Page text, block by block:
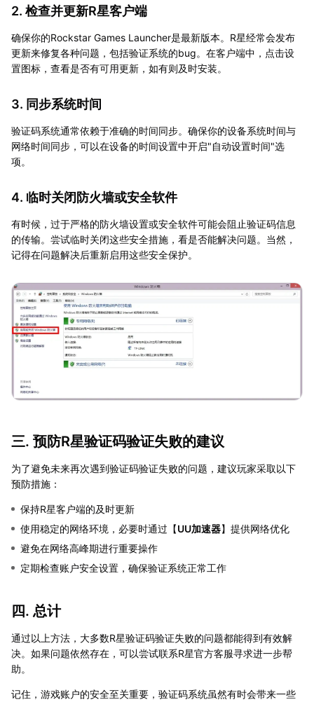
2. 检查并更新R星客户端
确保你的Rockstar Games Launcher是最新版本。R星经常会发布
更新来修复各种问题，包括验证系统的bug。在客户端中，点击设
置图标，查看是否有可用更新，如有则及时安装。
3. 同步系统时间
验证码系统通常依赖于准确的时间同步。确保你的设备系统时间与
网络时间同步，可以在设备的时间设置中开启"自动设置时间"选
项。
4. 临时关闭防火墙或安全软件
有时候，过于严格的防火墙设置或安全软件可能会阻止验证码信息
的传输。尝试临时关闭这些安全措施，看是否能解决问题。当然，
记得在问题解决后重新启用这些安全保护。
三. 预防R星验证码验证失败的建议
为了避免未来再次遇到验证码验证失败的问题，建议玩家采取以下
预防措施：
保持R星客户端的及时更新
使用稳定的网络环境，必要时通过【UU加速器】提供网络优化
避免在网络高峰期进行重要操作
定期检查账户安全设置，确保验证系统正常工作
四. 总计
通过以上方法，大多数R星验证码验证失败的问题都能得到有效解
决。如果问题依然存在，可以尝试联系R星官方客服寻求进一步帮
助。
记住，游戏账户的安全至关重要，验证码系统虽然有时会带来一些